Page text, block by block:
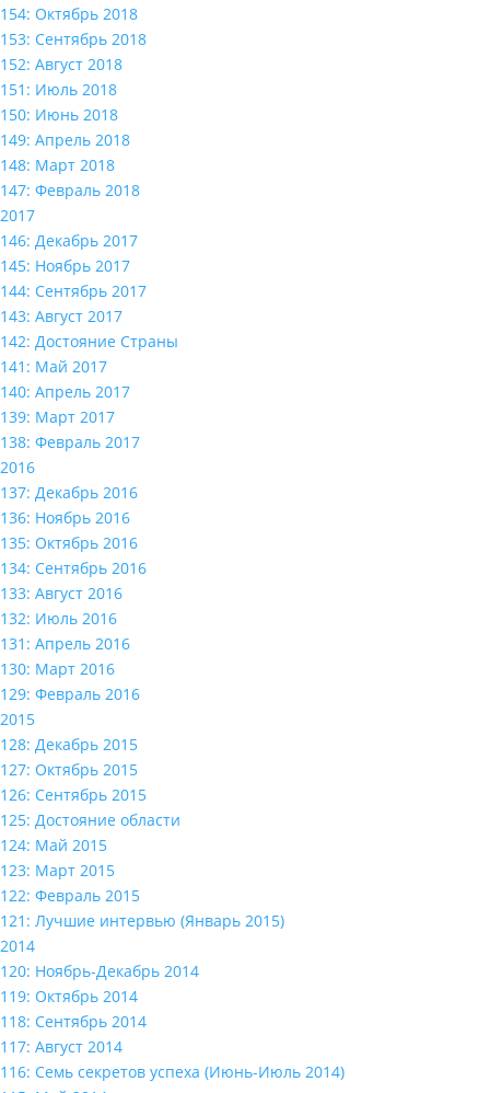
154: Октябрь 2018
153: Сентябрь 2018
152: Август 2018
151: Июль 2018
150: Июнь 2018
149: Апрель 2018
148: Март 2018
147: Февраль 2018
2017
146: Декабрь 2017
145: Ноябрь 2017
144: Сентябрь 2017
143: Август 2017
142: Достояние Страны
141: Май 2017
140: Апрель 2017
139: Март 2017
138: Февраль 2017
2016
137: Декабрь 2016
136: Ноябрь 2016
135: Октябрь 2016
134: Сентябрь 2016
133: Август 2016
132: Июль 2016
131: Апрель 2016
130: Март 2016
129: Февраль 2016
2015
128: Декабрь 2015
127: Октябрь 2015
126: Сентябрь 2015
125: Достояние области
124: Май 2015
123: Март 2015
122: Февраль 2015
121: Лучшие интервью (Январь 2015)
2014
120: Ноябрь-Декабрь 2014
119: Октябрь 2014
118: Сентябрь 2014
117: Август 2014
116: Семь секретов успеха (Июнь-Июль 2014)